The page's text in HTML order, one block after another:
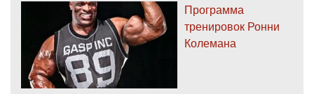
Программа
тренировок Ронни
Колемана